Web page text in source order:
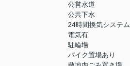
公営水道
公共下水
24時間換気システム
電気有
駐輪場
バイク置場あり